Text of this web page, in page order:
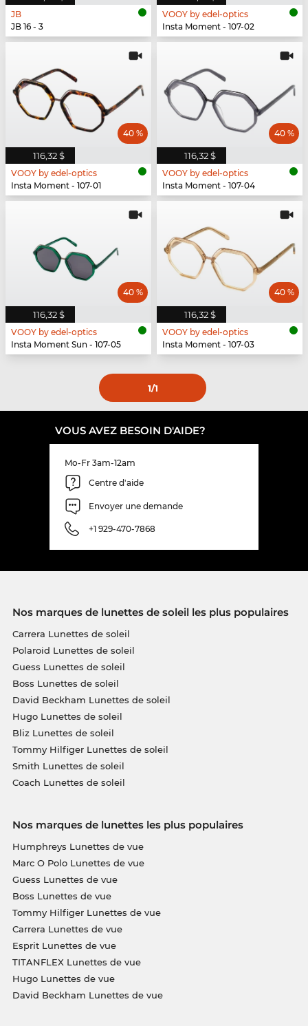
JB
JB 16 - 3
VOOY by edel-optics
Insta Moment - 107-02
116,32 $
40 %
VOOY by edel-optics
Insta Moment - 107-01
116,32 $
40 %
VOOY by edel-optics
Insta Moment - 107-04
116,32 $
40 %
VOOY by edel-optics
Insta Moment Sun - 107-05
116,32 $
40 %
VOOY by edel-optics
Insta Moment - 107-03
1/1
VOUS AVEZ BESOIN D'AIDE?
Mo-Fr 3am-12am
Centre d'aide
Envoyer une demande
+1 929-470-7868
Nos marques de lunettes de soleil les plus populaires
Carrera Lunettes de soleil
Polaroid Lunettes de soleil
Guess Lunettes de soleil
Boss Lunettes de soleil
David Beckham Lunettes de soleil
Hugo Lunettes de soleil
Bliz Lunettes de soleil
Tommy Hilfiger Lunettes de soleil
Smith Lunettes de soleil
Coach Lunettes de soleil
Nos marques de lunettes les plus populaires
Humphreys Lunettes de vue
Marc O Polo Lunettes de vue
Guess Lunettes de vue
Boss Lunettes de vue
Tommy Hilfiger Lunettes de vue
Carrera Lunettes de vue
Esprit Lunettes de vue
TITANFLEX Lunettes de vue
Hugo Lunettes de vue
David Beckham Lunettes de vue